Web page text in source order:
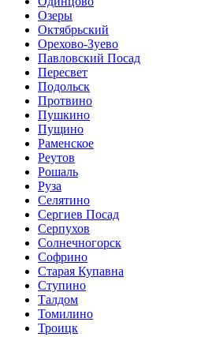
Озеры
Октябрьский
Орехово-Зуево
Павловский Посад
Пересвет
Подольск
Протвино
Пушкино
Пущино
Раменское
Реутов
Рошаль
Руза
Селятино
Сергиев Посад
Серпухов
Солнечногорск
Софрино
Старая Купавна
Ступино
Талдом
Томилино
Троицк